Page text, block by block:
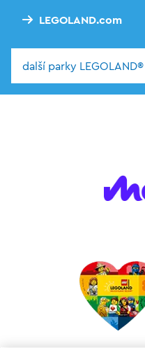
LEGOLAND.com
další parky LEGOLAND®